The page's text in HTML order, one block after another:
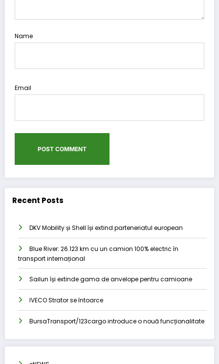
Name
Email
Recent Posts
DKV Mobility și Shell își extind parteneriatul european
Blue River: 26.123 km cu un camion 100% electric în
transport internațional
Sailun își extinde gama de anvelope pentru camioane
IVECO Strator se întoarce
BursaTransport/123cargo introduce o nouă funcționalitate